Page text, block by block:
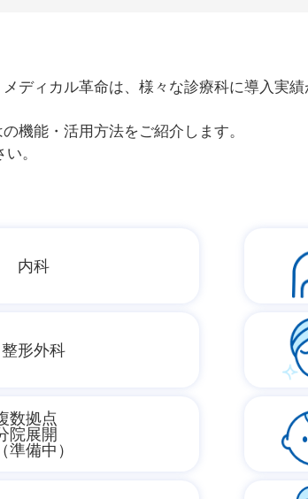
ディカル革命は、様々な診療科に導入実
機能・活用方法をご紹介します。
。
内科
整形外科
数拠点
院展開
準備中）